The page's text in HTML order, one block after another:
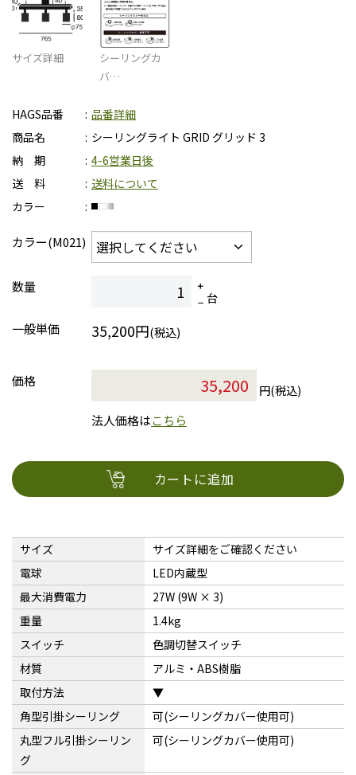
サイズ詳細
シーリングカ
バ…
HAGS品番
品番詳細
商品名
シーリングライト GRID グリッド 3
納 期
4-6営業日後
送 料
送料について
カラー
カラー(M021)
数量
台
一般単価
35,200円(税込)
価格
円(税込)
法人価格はこちら
カートに追加
サイズ
サイズ詳細をご確認ください
電球
LED内蔵型
最大消費電力
27W (9W × 3)
重量
1.4kg
スイッチ
色調切替スイッチ
材質
アルミ・ABS樹脂
取付方法
▼
角型引掛シーリング
可(シーリングカバー使用可)
丸型フル引掛シーリン
グ
可(シーリングカバー使用可)